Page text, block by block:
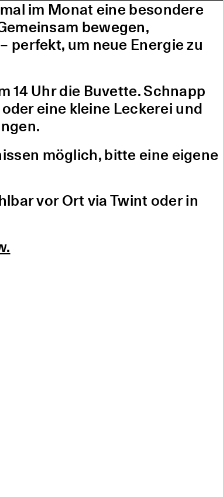
im Monat eine besondere
bewegen,
um neue Energie zu
14 Uhr die Buvette. Schnapp
eine kleine Leckerei und
möglich, bitte eine eigene
vor Ort via Twint oder in